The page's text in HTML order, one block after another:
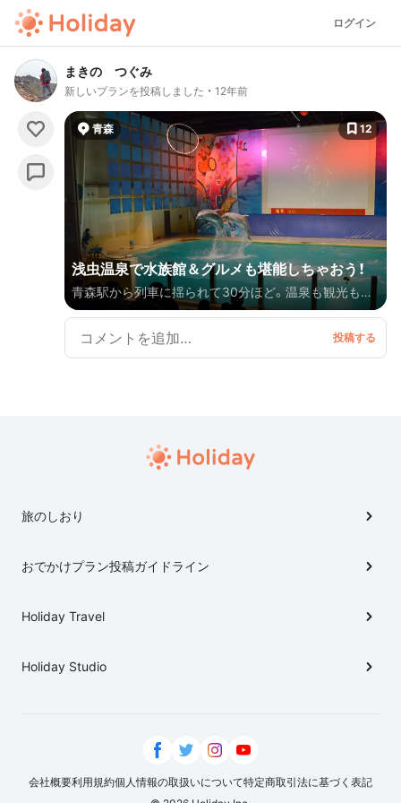
ログイン
まきの つぐみ
新しいプランを投稿しました 12年前
青森 12
浅虫温泉で水族館＆グルメも堪能しちゃおう！
青森駅から列車に揺られて30分ほど。温泉も観光も駅
からアクセス良好な浅虫温泉をめぐる旅です。 列車の
本数も比較的多く、時間が合えばバスなどを組み合わせ
ることも可能。観光地は徒歩圏内ではありますが、積雪
るので、イベントに合わせて訪れるのも楽しいかもしれ
旅のしおり
おでかけプラン投稿ガイドライン
Holiday Travel
Holiday Studio
会社概要利用規約個人情報の取扱いについて特定商取引法に基づく表記